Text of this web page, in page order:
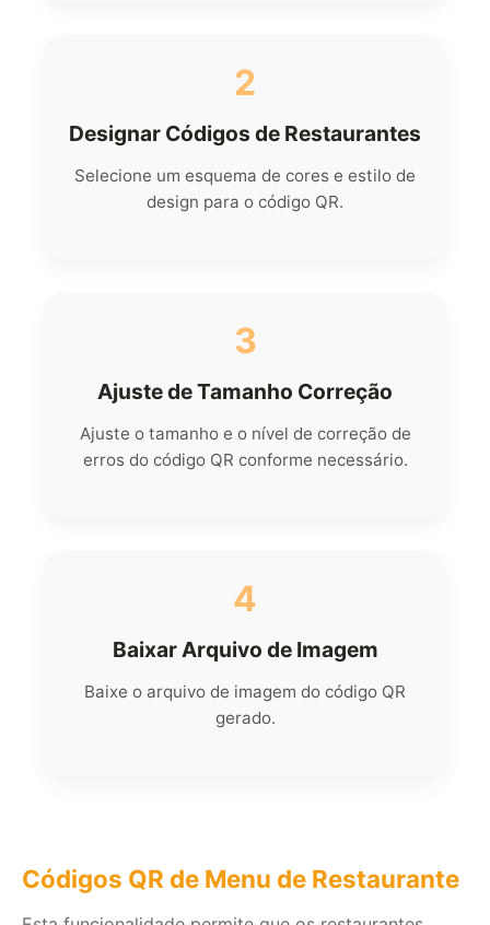
2
Designar Códigos de Restaurantes
Selecione um esquema de cores e estilo de
design para o código QR.
3
Ajuste de Tamanho Correção
Ajuste o tamanho e o nível de correção de
erros do código QR conforme necessário.
4
Baixar Arquivo de Imagem
Baixe o arquivo de imagem do código QR
gerado.
Códigos QR de Menu de Restaurante